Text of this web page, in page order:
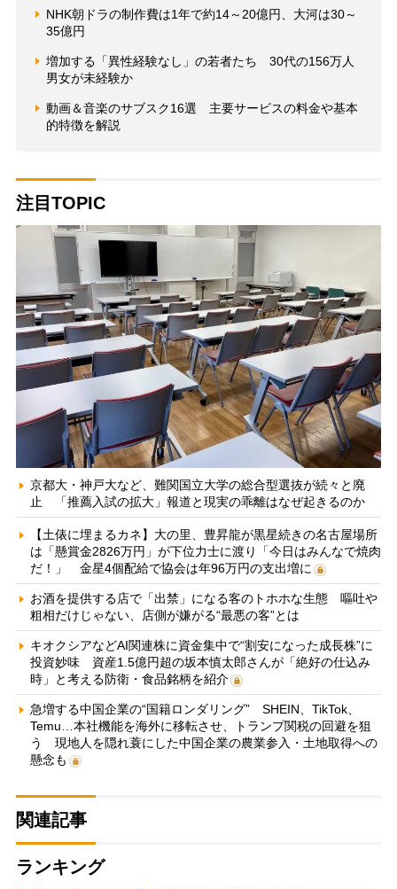
NHK朝ドラの制作費は1年で約14～20億円、大河は30～
35億円
増加する「異性経験なし」の若者たち 30代の156万人
男女が未経験か
動画＆音楽のサブスク16選 主要サービスの料金や基本
的特徴を解説
注目TOPIC
京都大・神戸大など、難関国立大学の総合型選抜が続々と廃
止 「推薦入試の拡大」報道と現実の乖離はなぜ起きるのか
【土俵に埋まるカネ】大の里、豊昇龍が黒星続きの名古屋場所
は「懸賞金2826万円」が下位力士に渡り「今日はみんなで焼肉
だ！」 金星4個配給で協会は年96万円の支出増に
お酒を提供する店で「出禁」になる客のトホホな生態 嘔吐や
粗相だけじゃない、店側が嫌がる“最悪の客”とは
キオクシアなどAI関連株に資金集中で“割安になった成長株”に
投資妙味 資産1.5億円超の坂本慎太郎さんが「絶好の仕込み
時」と考える防衛・食品銘柄を紹介
急増する中国企業の“国籍ロンダリング” SHEIN、TikTok、
Temu…本社機能を海外に移転させ、トランプ関税の回避を狙
う 現地人を隠れ蓑にした中国企業の農業参入・土地取得への
懸念も
関連記事
ランキング